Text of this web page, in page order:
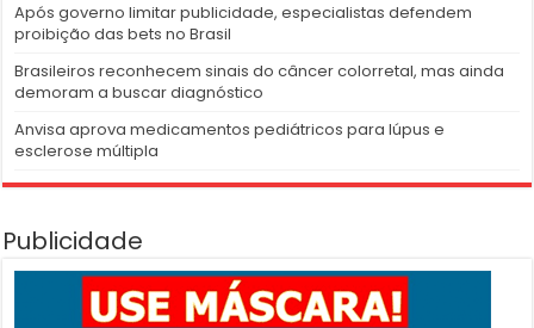
Após governo limitar publicidade, especialistas defendem
proibição das bets no Brasil
Brasileiros reconhecem sinais do câncer colorretal, mas ainda
demoram a buscar diagnóstico
Anvisa aprova medicamentos pediátricos para lúpus e
esclerose múltipla
Publicidade